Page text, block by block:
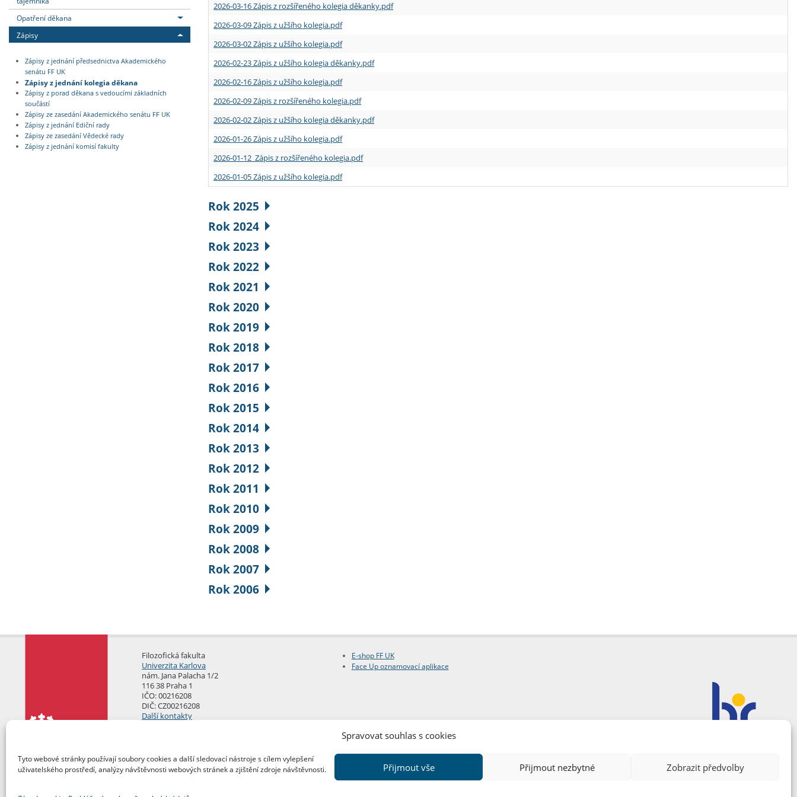
Spravovat souhlas s cookies
Tyto webové stránky používají soubory cookies a další sledovací nástroje s cílem vylepšení
uživatelského prostředí, analýzy návštěvnosti webových stránek a zjištění zdroje návštěvnosti.
Přijmout vše Přijmout nezbytné Zobrazit předvolby
Opatření děkana
Zápisy
Zápisy z jednání předsednictva Akademického
senátu FF UK
Zápisy z jednání kolegia děkana
Zápisy z porad děkana s vedoucími základních
součástí
Zápisy ze zasedání Akademického senátu FF UK
Zápisy z jednání Ediční rady
Zápisy ze zasedání Vědecké rady
Zápisy z jednání komisí fakulty
2026-03-16 Zápis z rozšířeného kolegia děkanky.pdf
2026-03-09 Zápis z užšího kolegia.pdf
2026-03-02 Zápis z užšího kolegia.pdf
2026-02-23 Zápis z užšího kolegia děkanky.pdf
2026-02-16 Zápis z užšího kolegia.pdf
2026-02-09 Zápis z rozšířeného kolegia.pdf
2026-02-02 Zápis z užšího kolegia děkanky.pdf
2026-01-26 Zápis z užšího kolegia.pdf
2026-01-12 Zápis z rozšířeného kolegia.pdf
2026-01-05 Zápis z užšího kolegia.pdf
Rok 2025
Rok 2024
Rok 2023
Rok 2022
Rok 2021
Rok 2020
Rok 2019
Rok 2018
Rok 2017
Rok 2016
Rok 2015
Rok 2014
Rok 2013
Rok 2012
Rok 2011
Rok 2010
Rok 2009
Rok 2008
Rok 2007
Rok 2006
Filozofická fakulta
Univerzita Karlova
nám. Jana Palacha 1/2
116 38 Praha 1
IČO: 00216208
DIČ: CZ00216208
Další kontakty
E-shop FF UK
Face Up oznamovací aplikace